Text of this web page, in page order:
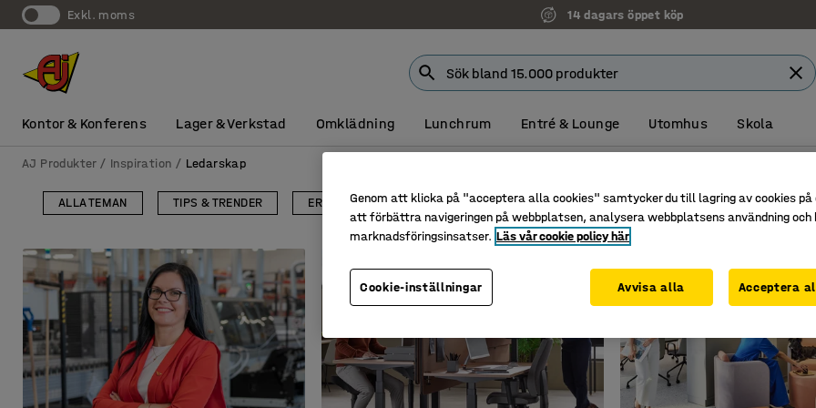
exkl. moms Faktura för företag
Kontor & Konferens Lager & Verkstad Omklädning Lunchrum Entré & Lounge Utomhus Skola
AJ Produkter Inspiration Ledarskap
ALLA TEMAN TIPS & TRENDER ERGONOMI PÅ ARBETSPLATSEN ARBETSMILJÖ KUNDREFERENSER
Genom att klicka på "acceptera alla cookies" samtycker du till lagring av cookies på
att förbättra navigeringen på webbplatsen, analysera webbplatsens användning
marknadsföringsinsatser. Läs vår cookie policy här
Cookie-inställningar Avvisa alla Acceptera